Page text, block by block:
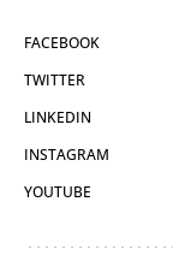
FACEBOOK
TWITTER
LINKEDIN
INSTAGRAM
YOUTUBE